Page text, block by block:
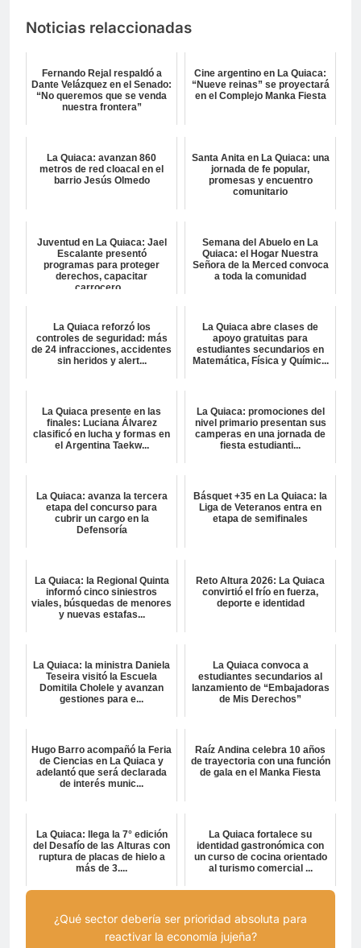
Noticias relaccionadas
Fernando Rejal respaldó a
Dante Velázquez en el Senado:
“No queremos que se venda
nuestra frontera”
Cine argentino en La Quiaca:
“Nueve reinas” se proyectará
en el Complejo Manka Fiesta
La Quiaca: avanzan 860
metros de red cloacal en el
barrio Jesús Olmedo
Santa Anita en La Quiaca: una
jornada de fe popular,
promesas y encuentro
comunitario
Juventud en La Quiaca: Jael
Escalante presentó
programas para proteger
derechos, capacitar
carrocero...
Semana del Abuelo en La
Quiaca: el Hogar Nuestra
Señora de la Merced convoca
a toda la comunidad
La Quiaca reforzó los
controles de seguridad: más
de 24 infracciones, accidentes
sin heridos y alert...
La Quiaca abre clases de
apoyo gratuitas para
estudiantes secundarios en
Matemática, Física y Químic...
La Quiaca presente en las
finales: Luciana Álvarez
clasificó en lucha y formas en
el Argentina Taekw...
La Quiaca: promociones del
nivel primario presentan sus
camperas en una jornada de
fiesta estudianti...
La Quiaca: avanza la tercera
etapa del concurso para
cubrir un cargo en la
Defensoría
Básquet +35 en La Quiaca: la
Liga de Veteranos entra en
etapa de semifinales
La Quiaca: la Regional Quinta
informó cinco siniestros
viales, búsquedas de menores
y nuevas estafas...
Reto Altura 2026: La Quiaca
convirtió el frío en fuerza,
deporte e identidad
La Quiaca: la ministra Daniela
Teseira visitó la Escuela
Domitila Cholele y avanzan
gestiones para e...
La Quiaca convoca a
estudiantes secundarios al
lanzamiento de “Embajadoras
de Mis Derechos”
Hugo Barro acompañó la Feria
de Ciencias en La Quiaca y
adelantó que será declarada
de interés munic...
Raíz Andina celebra 10 años
de trayectoria con una función
de gala en el Manka Fiesta
La Quiaca: llega la 7° edición
del Desafío de las Alturas con
ruptura de placas de hielo a
más de 3....
La Quiaca fortalece su
identidad gastronómica con
un curso de cocina orientado
al turismo comercial ...
¿Qué sector debería ser prioridad absoluta para
reactivar la economía jujeña?